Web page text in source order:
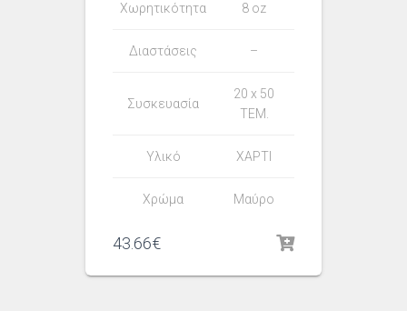
Χωρητικότητα 8 oz
Διαστάσεις –
Συσκευασία
20 x 50
TEM.
Υλικό ΧΑΡΤΙ
Χρώμα Μαύρο
43.66€